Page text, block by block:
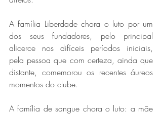
A família Liberdade chora o luto por um
dos seus fundadores, pelo principal
alicerce nos difíceis períodos iniciais,
pela pessoa que com certeza, ainda que
distante, comemorou os recentes áureos
momentos do clube.
A família de sangue chora o luto: a mãe